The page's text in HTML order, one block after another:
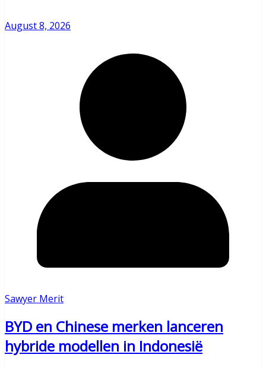
August 8, 2026
Sawyer Merit
BYD en Chinese merken lanceren
hybride modellen in Indonesië